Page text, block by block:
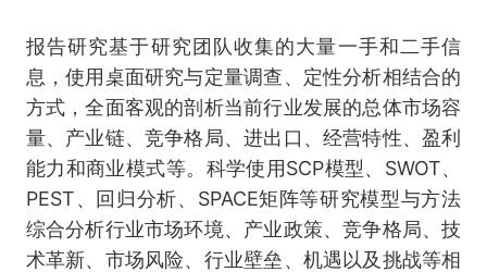
报告研究基于研究团队收集的大量一手和二手信
息，使用桌面研究与定量调查、定性分析相结合的
方式，全面客观的剖析当前行业发展的总体市场容
量、产业链、竞争格局、进出口、经营特性、盈利
能力和商业模式等。科学使用SCP模型、SWOT、
PEST、回归分析、SPACE矩阵等研究模型与方法
综合分析行业市场环境、产业政策、竞争格局、技
术革新、市场风险、行业壁垒、机遇以及挑战等相